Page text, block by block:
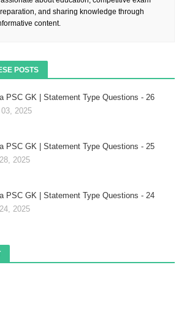
and sharing knowledge through
content.
POSTS
PSC GK | Statement Type Questions - 26
2025
PSC GK | Statement Type Questions - 25
2025
PSC GK | Statement Type Questions - 24
2025